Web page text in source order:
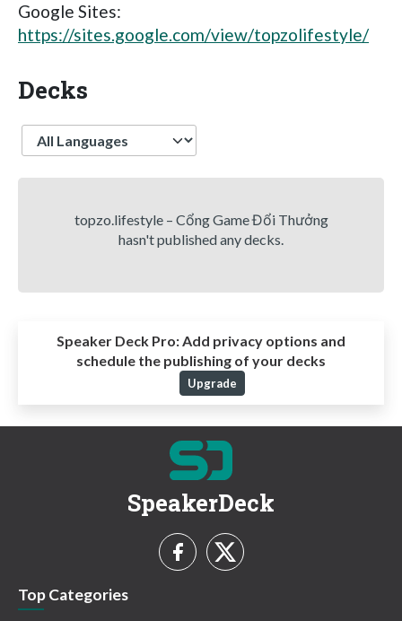
Google Sites:
https://sites.google.com/view/topzolifestyle/
Decks
Language
topzo.lifestyle – Cổng Game Đổi Thưởng
hasn't published any decks.
Speaker Deck Pro: Add privacy options and
schedule the publishing of your decks
Upgrade
SpeakerDeck
Top Categories